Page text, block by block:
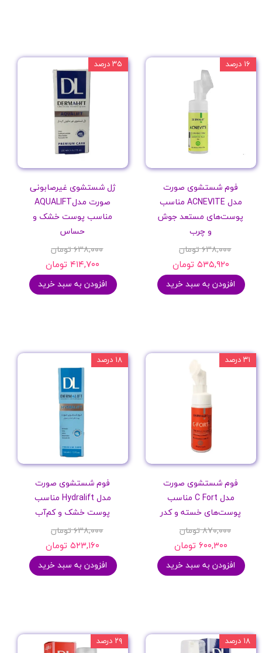
فوم شستشوی صورت
مدل ACNEVITE مناسب
پوست‌های مستعد جوش
و چرب
۶۳۸,۰۰۰ تومان
۵۳۵,۹۲۰ تومان
افزودن به سبد خرید
۱۶ درصد
ژل شستشوی غیرصابونی
صورت مدلAQUALIFT
مناسب پوست خشک و
حساس
۶۳۸,۰۰۰ تومان
۴۱۴,۷۰۰ تومان
افزودن به سبد خرید
۳۵ درصد
فوم شستشوی صورت
مدل C Fort مناسب
پوست‌های خسته و کدر
۸۷۰,۰۰۰ تومان
۶۰۰,۳۰۰ تومان
افزودن به سبد خرید
۳۱ درصد
فوم شستشوی صورت
مدل Hydralift مناسب
پوست خشک و کم‌آب
۶۳۸,۰۰۰ تومان
۵۲۳,۱۶۰ تومان
افزودن به سبد خرید
۱۸ درصد
۱۸ درصد ۲۹ درصد